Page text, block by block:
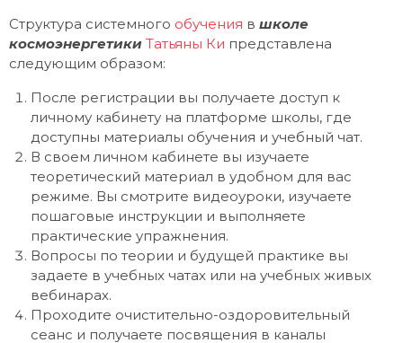
Структура системного обучения в школе
космоэнергетики Татьяны Ки представлена
следующим образом:
После регистрации вы получаете доступ к
личному кабинету на платформе школы, где
доступны материалы обучения и учебный чат.
В своем личном кабинете вы изучаете
теоретический материал в удобном для вас
режиме. Вы смотрите видеоуроки, изучаете
пошаговые инструкции и выполняете
практические упражнения.
Вопросы по теории и будущей практике вы
задаете в учебных чатах или на учебных живых
вебинарах.
Проходите очистительно-оздоровительный
сеанс и получаете посвящения в каналы